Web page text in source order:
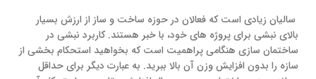
سالیان زیادی است که فعالان در حوزه ساخت ‌و ساز از ارزش بسیار
بالای نبشی برای پروژه ‌های خود، با خبر هستند. کاربرد نبشی در
ساختمان‌ سازی هنگامی پراهمیت است که بخواهید استحکام بخشی از
سازه را بدون افزایش وزن آن بالا ببرید. به‌ عبارت ‌دیگر برای حداقل